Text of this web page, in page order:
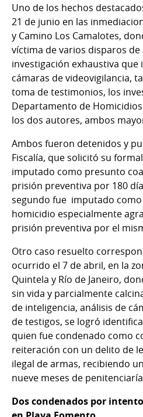
Uno de los hechos
21 de junio en las
y Camino Los Camalotes,
víctima de varios disparos
investigación exhaustiva que
cámaras de videovigilancia,
toma de testimonios, los
Departamento de
los dos autores, ambos
Ambos fueron detenidos y
Fiscalía, que solicitó su
imputado como presunto
prisión preventiva por 180
segundo fue imputado
homicidio especialmente
prisión preventiva por el
Otro caso resuelto
ocurrido el 7 de abril, en la
Quintela y Río de Janeiro,
sin vida y parcialmente
de inteligencia, análisis de
de testigos, se logró
quien fue condenado como
reiteración con un delito de
ilegal de armas, recibiendo
nueve meses de
Dos condenados por